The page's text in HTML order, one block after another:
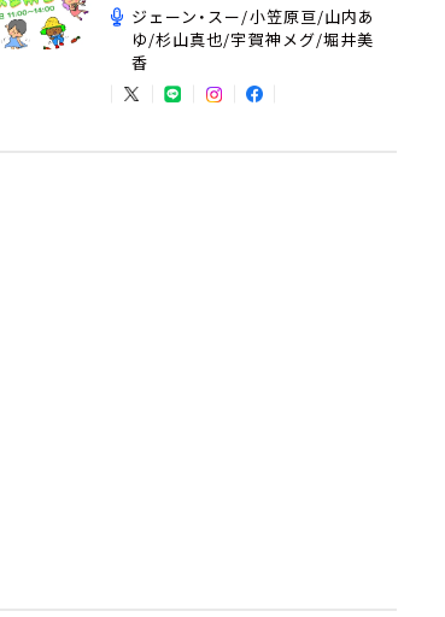
ジェーン・スー/小笠原亘/山内あ
ゆ/杉山真也/宇賀神メグ/堀井美
香